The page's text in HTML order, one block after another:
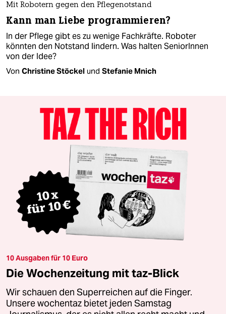
Mit Robotern gegen den Pflegenotstand
Kann man Liebe programmieren?
In der Pflege gibt es zu wenige Fachkräfte. Roboter
könnten den Notstand lindern. Was halten SeniorInnen
von der Idee?
Von Christine Stöckel und Stefanie Mnich
10 Ausgaben für 10 Euro
Die Wochenzeitung mit taz-Blick
Wir schauen den Superreichen auf die Finger.
Unsere wochentaz bietet jeden Samstag